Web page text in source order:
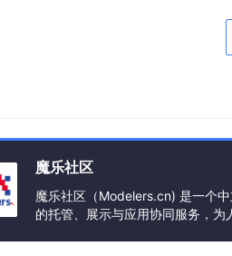
魔乐社区
魔乐社区（Modelers.cn) 是一个
的托管、展示与应用协同服务，